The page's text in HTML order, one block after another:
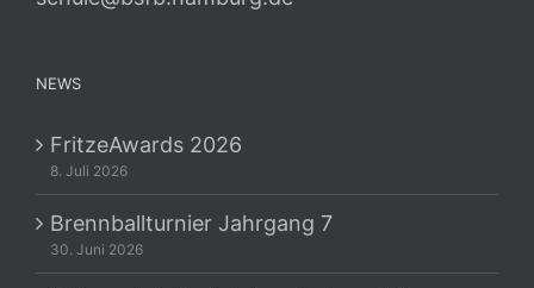
NEWS
FritzeAwards 2026
8. Juli 2026
Brennballturnier Jahrgang 7
30. Juni 2026